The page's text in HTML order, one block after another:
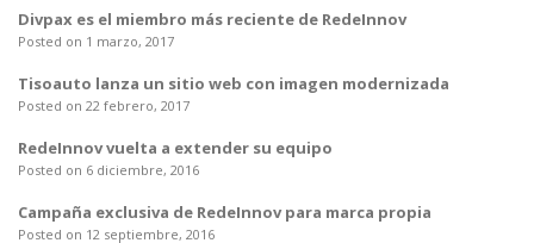
Divpax es el miembro más reciente de RedeInnov
Posted on 1 marzo, 2017
Tisoauto lanza un sitio web con imagen modernizada
Posted on 22 febrero, 2017
RedeInnov vuelta a extender su equipo
Posted on 6 diciembre, 2016
Campaña exclusiva de RedeInnov para marca propia
Posted on 12 septiembre, 2016